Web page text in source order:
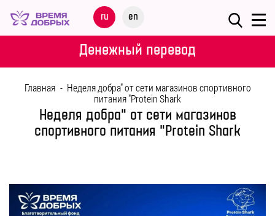
ru en
Меню
ДЕТИ
ПАРТНЕРАМ
Денежный перевод
Главная - Неделя добра" от сети магазинов спортивного
питания "Protein Shark
Неделя добра" от сети магазинов
спортивного питания "Protein Shark